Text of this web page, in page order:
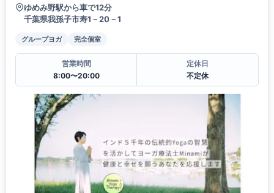
ゆめみ野駅から車で12分
千葉県我孫子市寿1－20－1
グループヨガ 完全個室
営業時間
8:00〜20:00
定休日
不定休